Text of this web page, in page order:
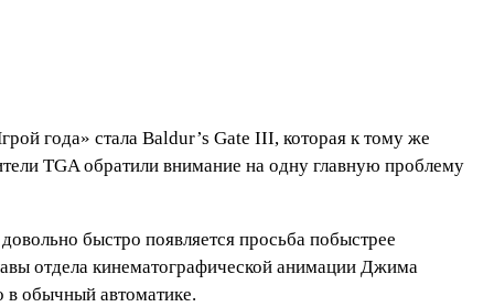
года» стала Baldur’s Gate III, которая к тому же
TGA обратили внимание на одну главную проблему
быстро появляется просьба побыстрее
отдела кинематографической анимации Джима
в обычный автоматике.